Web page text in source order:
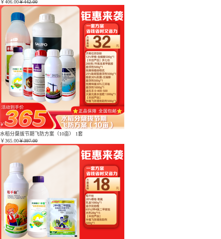
￥406.00￥442.00
水稻分蘖拔节期飞防方案（10亩） 1套
￥365.00￥397.00